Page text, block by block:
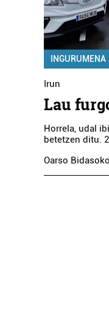
INGURUMENA
Irun
Lau
Horrela, udal
betetzen ditu.
Oarso